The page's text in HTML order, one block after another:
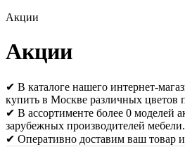
Акции
Акции
✔ В каталоге нашего интернет-
купить в Москве различных цветов
✔ В ассортименте более 0 моделей
зарубежных производителей мебели.
✔ Оперативно доставим ваш товар